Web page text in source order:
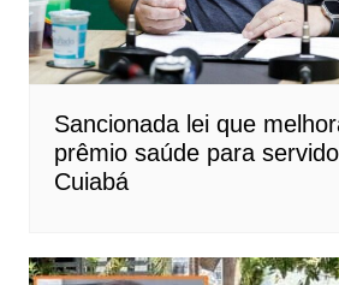
Sancionada lei que
prêmio saúde para
Cuiabá